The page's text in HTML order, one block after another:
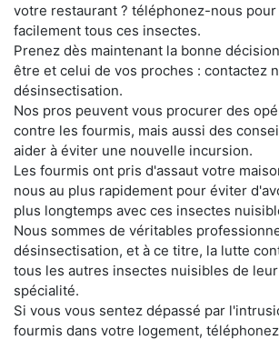
votre restaurant ? téléphonez-nous
facilement tous ces insectes.
Prenez dès maintenant la bonne
être et celui de vos proches : contactez
désinsectisation.
Nos pros peuvent vous procurer des
contre les fourmis, mais aussi des
aider à éviter une nouvelle incursion.
Les fourmis ont pris d'assaut votre
nous au plus rapidement pour éviter
plus longtemps avec ces insectes
Nous sommes de véritables
désinsectisation, et à ce titre, la lutte
tous les autres insectes nuisibles de
spécialité.
Si vous vous sentez dépassé par
fourmis dans votre logement,